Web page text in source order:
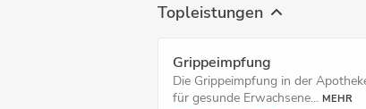
Topleistungen
Grippeimpfung
Die Grippeimpfung in der
für gesunde Erwachsene... MEHR